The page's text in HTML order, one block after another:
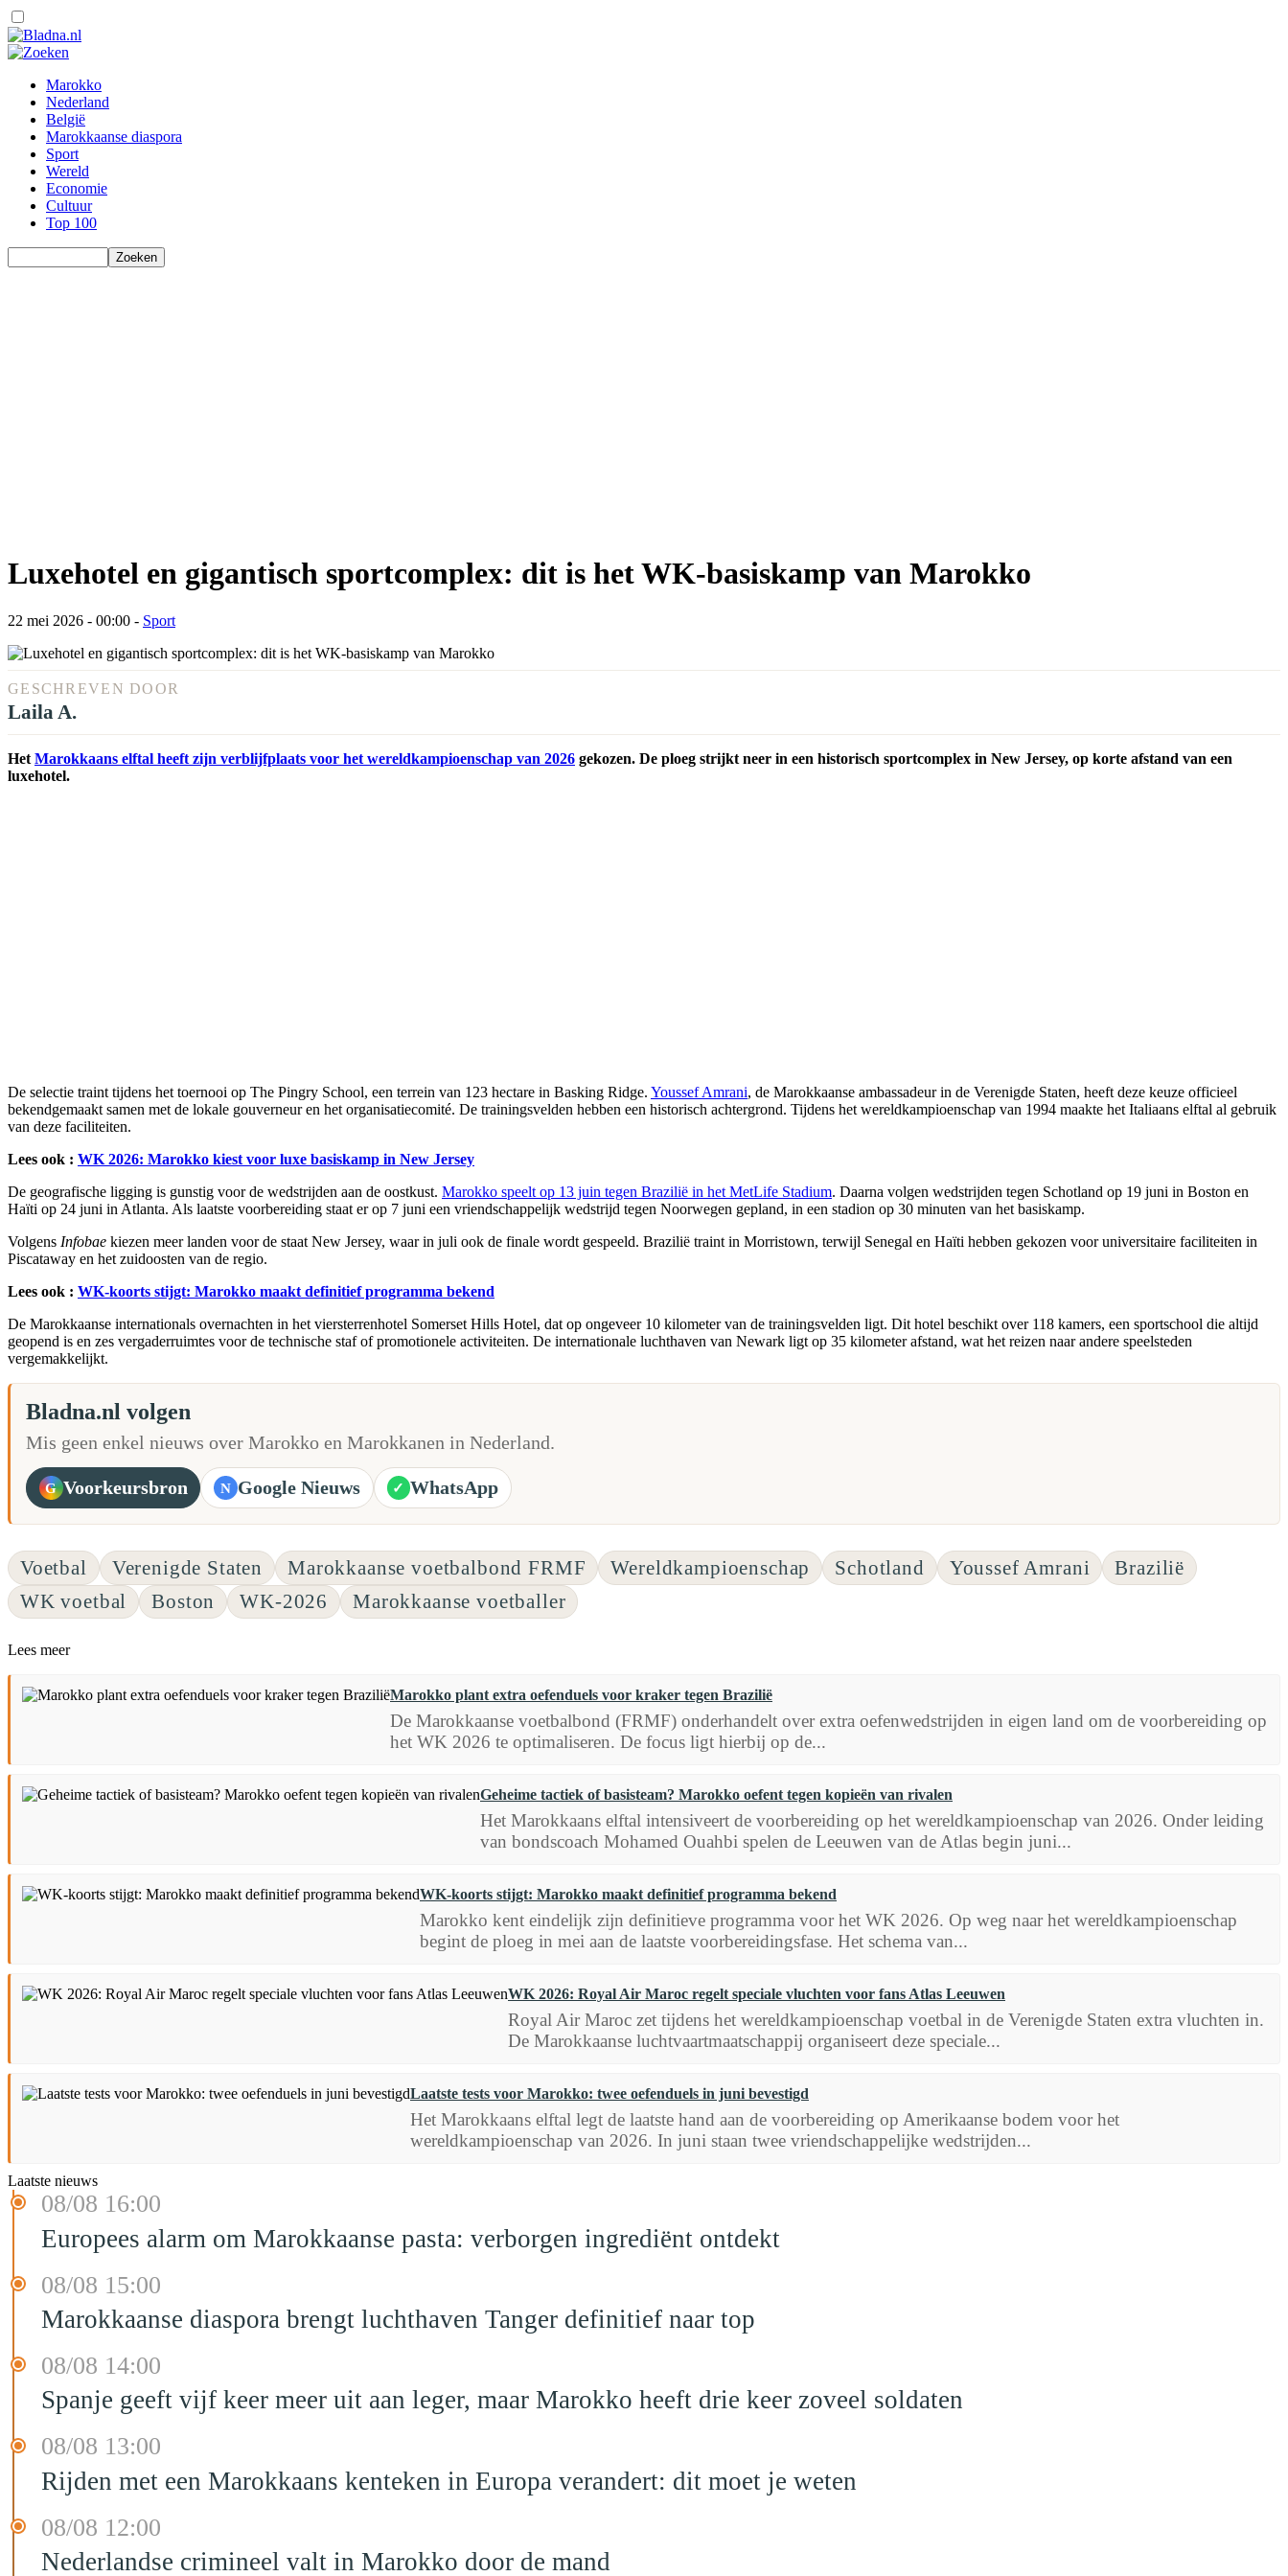
Marokko
Nederland
België
Marokkaanse diaspora
Sport
Wereld
Economie
Cultuur
Top 100
Luxehotel en gigantisch sportcomplex: dit is het WK-basiskamp van Marokko
22 mei 2026 - 00:00 - Sport
GESCHREVEN DOOR
Laila A.
Het Marokkaans elftal heeft zijn verblijfplaats voor het wereldkampioenschap van 2026 gekozen. De ploeg strijkt neer in een historisch sportcomplex in New Jersey, op korte afstand van een
luxehotel.
De selectie traint tijdens het toernooi op The Pingry School, een terrein van 123 hectare in Basking Ridge. Youssef Amrani, de Marokkaanse ambassadeur in de Verenigde Staten, heeft deze keuze officieel
bekendgemaakt samen met de lokale gouverneur en het organisatiecomité. De trainingsvelden hebben een historisch achtergrond. Tijdens het wereldkampioenschap van 1994 maakte het Italiaans elftal al gebruik
van deze faciliteiten.
Lees ook : WK 2026: Marokko kiest voor luxe basiskamp in New Jersey
De geografische ligging is gunstig voor de wedstrijden aan de oostkust. Marokko speelt op 13 juin tegen Brazilië in het MetLife Stadium. Daarna volgen wedstrijden tegen Schotland op 19 juni in Boston en
Haïti op 24 juni in Atlanta. Als laatste voorbereiding staat er op 7 juni een vriendschappelijk wedstrijd tegen Noorwegen gepland, in een stadion op 30 minuten van het basiskamp.
Volgens Infobae kiezen meer landen voor de staat New Jersey, waar in juli ook de finale wordt gespeeld. Brazilië traint in Morristown, terwijl Senegal en Haïti hebben gekozen voor universitaire faciliteiten in
Piscataway en het zuidoosten van de regio.
Lees ook : WK-koorts stijgt: Marokko maakt definitief programma bekend
De Marokkaanse internationals overnachten in het viersterrenhotel Somerset Hills Hotel, dat op ongeveer 10 kilometer van de trainingsvelden ligt. Dit hotel beschikt over 118 kamers, een sportschool die altijd
geopend is en zes vergaderruimtes voor de technische staf of promotionele activiteiten. De internationale luchthaven van Newark ligt op 35 kilometer afstand, wat het reizen naar andere speelsteden
vergemakkelijkt.
Bladna.nl volgen
Mis geen enkel nieuws over Marokko en Marokkanen in Nederland.
G Voorkeursbron N Google Nieuws ✓ WhatsApp
Voetbal Verenigde Staten Marokkaanse voetbalbond FRMF Wereldkampioenschap Schotland Youssef Amrani
Brazilië
WK voetbal
Boston WK-2026 Marokkaanse voetballer
Lees meer
Marokko plant extra oefenduels voor kraker tegen Brazilië
De Marokkaanse voetbalbond (FRMF) onderhandelt over extra oefenwedstrijden in eigen land om de voorbereiding op
het WK 2026 te optimaliseren. De focus ligt hierbij op de...
Geheime tactiek of basisteam? Marokko oefent tegen kopieën van rivalen
Het Marokkaans elftal intensiveert de voorbereiding op het wereldkampioenschap van 2026. Onder leiding
van bondscoach Mohamed Ouahbi spelen de Leeuwen van de Atlas begin juni...
WK-koorts stijgt: Marokko maakt definitief programma bekend
Marokko kent eindelijk zijn definitieve programma voor het WK 2026. Op weg naar het wereldkampioenschap
begint de ploeg in mei aan de laatste voorbereidingsfase. Het schema van...
WK 2026: Royal Air Maroc regelt speciale vluchten voor fans Atlas Leeuwen
Royal Air Maroc zet tijdens het wereldkampioenschap voetbal in de Verenigde Staten extra vluchten in.
De Marokkaanse luchtvaartmaatschappij organiseert deze speciale...
Laatste tests voor Marokko: twee oefenduels in juni bevestigd
Het Marokkaans elftal legt de laatste hand aan de voorbereiding op Amerikaanse bodem voor het
wereldkampioenschap van 2026. In juni staan twee vriendschappelijke wedstrijden...
Laatste nieuws
08/08 16:00
Europees alarm om Marokkaanse pasta: verborgen ingrediënt ontdekt
08/08 15:00
Marokkaanse diaspora brengt luchthaven Tanger definitief naar top
08/08 14:00
Spanje geeft vijf keer meer uit aan leger, maar Marokko heeft drie keer zoveel soldaten
08/08 13:00
Rijden met een Marokkaans kenteken in Europa verandert: dit moet je weten
08/08 12:00
Nederlandse crimineel valt in Marokko door de mand